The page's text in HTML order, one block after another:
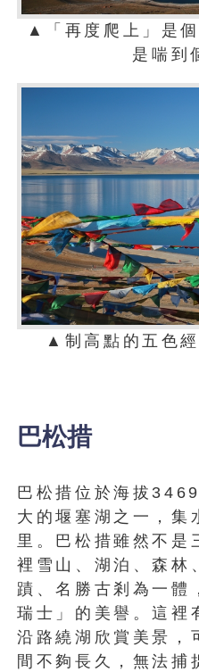
▲「再度爬上」是
是喘到
▲制高點的五色經
巴松措
巴松措位於海拔
大的堰塞湖之一，
里。巴松措雖然不是
裡雪山、湖泊、森林
蹟、名勝古剎為一體
瑞士」的美譽。這裡
沿路繞湖欣賞美景，
間不夠長久，無法捕